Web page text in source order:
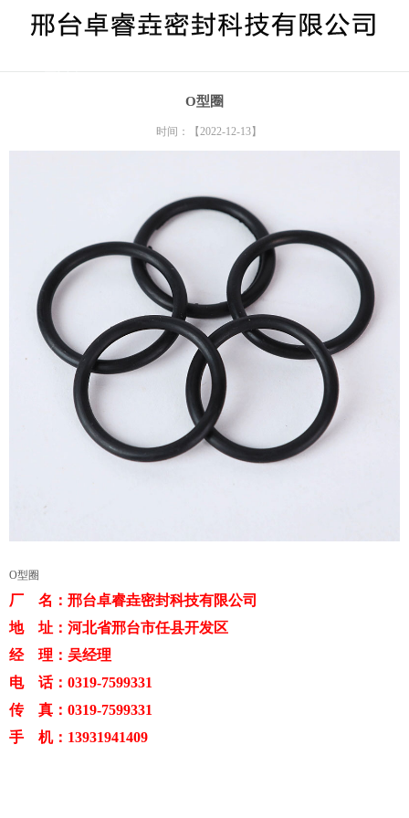
O型圈
时间：【2022-12-13】
O型圈
厂 名：邢台卓睿垚密封科技有限公司
地 址：河北省邢台市任县开发区
经 理：吴经理
电 话：0319-7599331
传 真：0319-7599331
手 机：13931941409